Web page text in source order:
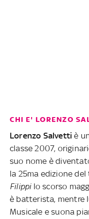
CHI E' LORENZO
Lorenzo Salvetti è
classe 2007,
suo nome è
la 25ma edizione
Filippilo scorso
è batterista, mentre
Musicale e suona